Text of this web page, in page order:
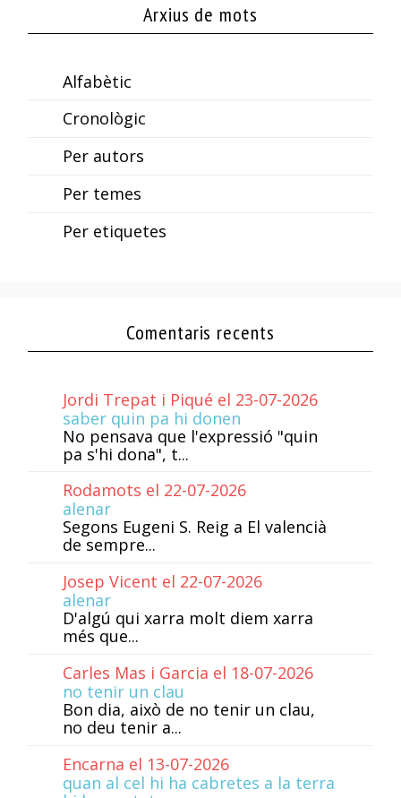
Arxius de mots
Alfabètic
Cronològic
Per autors
Per temes
Per etiquetes
Comentaris recents
Jordi Trepat i Piqué el 23-07-2026
saber quin pa hi donen
No pensava que l'expressió "quin
pa s'hi dona", t...
Rodamots el 22-07-2026
alenar
Segons Eugeni S. Reig a El valencià
de sempre...
Josep Vicent el 22-07-2026
alenar
D'algú qui xarra molt diem xarra
més que...
Carles Mas i Garcia el 18-07-2026
no tenir un clau
Bon dia, això de no tenir un clau,
no deu tenir a...
Encarna el 13-07-2026
quan al cel hi ha cabretes a la terra